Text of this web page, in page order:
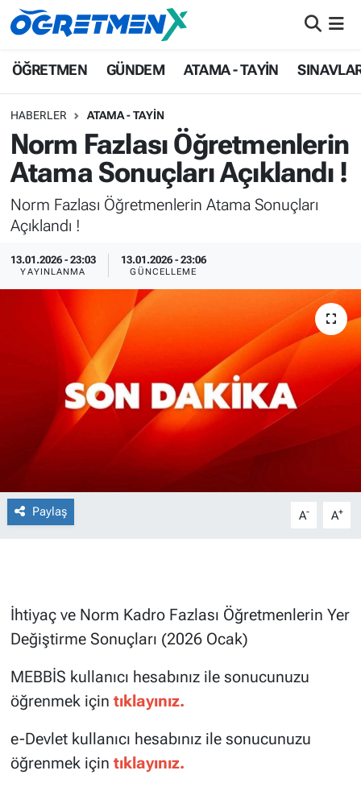
ÖĞRETMEN GÜNDEM ATAMA - TAYİN
HABERLER ATAMA - TAYİN
Norm Fazlası Öğretmenlerin
Atama Sonuçları Açıklandı !
Norm Fazlası Öğretmenlerin Atama Sonuçları
Açıklandı !
13.01.2026 - 23:03
YAYINLANMA
13.01.2026 - 23:06
GÜNCELLEME
Paylaş A- A+
İhtiyaç ve Norm Kadro Fazlası Öğretmenlerin Yer
Değiştirme Sonuçları (2026 Ocak)
MEBBİS kullanıcı hesabınız ile sonucunuzu
öğrenmek için tıklayınız.
e-Devlet kullanıcı hesabınız ile sonucunuzu
öğrenmek için tıklayınız.
ÖĞRETMEN
ATAMA - TAYİN
SINAVLAR
HAYATIN İÇİNDEN
UZMAN ÖĞRETMENLİK
EKONOMİ
İstanbul Nöbetçi Eczaneler
İstanbul Namaz Vakitleri
İstanbul Trafik Yoğunluk Haritası
Süper Lig Puan Durumu ve Fikstür
Tüm Manşetler
Son Dakika Haberleri
Haber Arşivi